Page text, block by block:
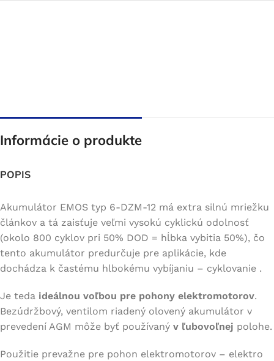
Informácie o produkte
POPIS
Akumulátor EMOS typ 6-DZM-12 má extra silnú mriežku
článkov a tá zaisťuje veľmi vysokú cyklickú odolnosť
(okolo 800 cyklov pri 50% DOD = hĺbka vybitia 50%), čo
tento akumulátor predurčuje pre aplikácie, kde
dochádza k častému hlbokému vybíjaniu – cyklovanie .
Je teda ideálnou voľbou pre pohony elektromotorov.
Bezúdržbový, ventilom riadený olovený akumulátor v
prevedení AGM môže byť používaný v ľubovoľnej polohe.
Použitie prevažne pre pohon elektromotorov – elektro